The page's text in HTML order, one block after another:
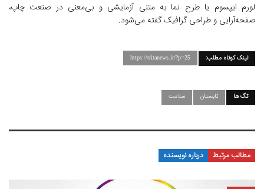
لورم ایپسوم یا طرح‌ نما به متنی آزمایشی و بی‌معنی در صنعت چاپ،
صفحه‌آرایی و طراحی گرافیک گفته می‌شود.
لینک کوتاه مطلب: https://tritanews.ir/?p=25
تگ ها تابستان سلامت
مطالب مرتبط درباره نویسنده